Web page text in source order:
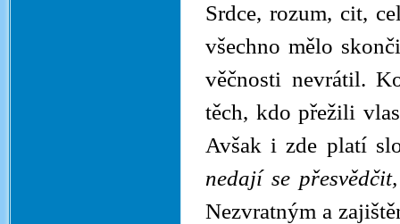
Srdce, rozum, cit,
všechno mělo
věčnosti nevrátil.
těch, kdo přežili
Avšak i zde platí
nedají se
Nezvratným a